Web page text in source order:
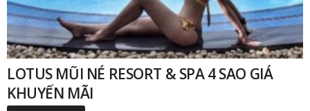
LOTUS MŨI NÉ RESORT & SPA 4 SAO GIÁ
KHUYẾN MÃI